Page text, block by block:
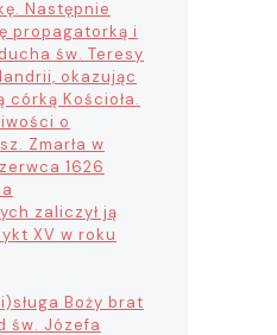
Następnie
propagatorką i
św. Teresy
okazując
córką Kościoła.
o
Zmarła w
1626
zaliczył ją
XV w roku
sługa Boży brat
św. Józefa